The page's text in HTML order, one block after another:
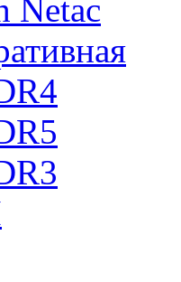
Netac